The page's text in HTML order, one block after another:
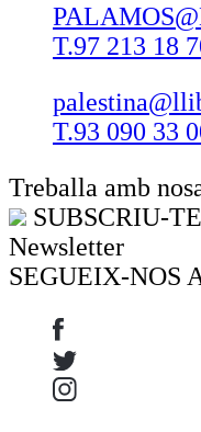
T.97 213 18
T.93 090 33
Treballa amb
SUBSCRIU-
Newsletter
SEGUEIX-NOS